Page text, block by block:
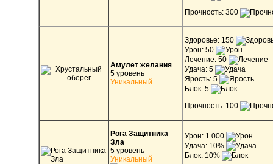
Прочность: 300
Амулет желания
5 уровень
Уникальный
Здоровье: 150
Урон: 50
Лечение: 50
Удача: 5
Ярость: 5
Блок: 5
Прочность: 100
Рога Защитника
Зла
5 уровень
Уникальный
Урон: 1.000
Удача: 10%
Блок: 10%